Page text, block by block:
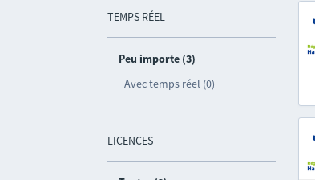
TEMPS RÉEL
Peu importe (3)
Avec temps réel (0)
LICENCES